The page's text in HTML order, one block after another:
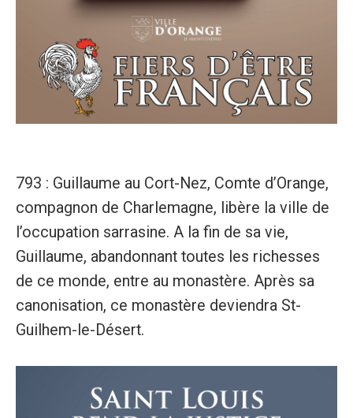
793 : Guillaume au Cort-Nez, Comte d’Orange,
compagnon de Charlemagne, libère la ville de
l’occupation sarrasine. A la fin de sa vie,
Guillaume, abandonnant toutes les richesses
de ce monde, entre au monastère. Après sa
canonisation, ce monastère deviendra St-
Guilhem-le-Désert.